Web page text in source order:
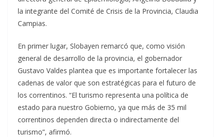
la integrante del Comité de Crisis de la Provincia, Claudia
Campias.
En primer lugar, Slobayen remarcó que, como visión
general de desarrollo de la provincia, el gobernador
Gustavo Valdes plantea que es importante fortalecer las
cadenas de valor que son estratégicas para el futuro de
los correntinos. “El turismo representa una política de
estado para nuestro Gobierno, ya que más de 35 mil
correntinos dependen directa o indirectamente del
turismo”, afirmó.